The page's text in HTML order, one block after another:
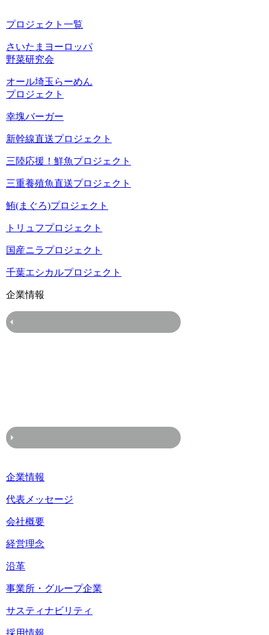
プロジェクト一覧
さいたまヨーロッパ
野菜研究会
オール埼玉らーめん
プロジェクト
幸塊バーガー
新幹線直送プロジェクト
三陸応援！鮮魚プロジェクト
三重養殖魚直送プロジェクト
鮪(まぐろ)プロジェクト
トリュフプロジェクト
国産ニラプロジェクト
千葉エシカルプロジェクト
企業情報
企業情報
代表メッセージ
会社概要
経営理念
沿革
事業所・グループ企業
サスティナビリティ
採用情報